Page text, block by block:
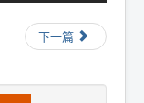
下一篇